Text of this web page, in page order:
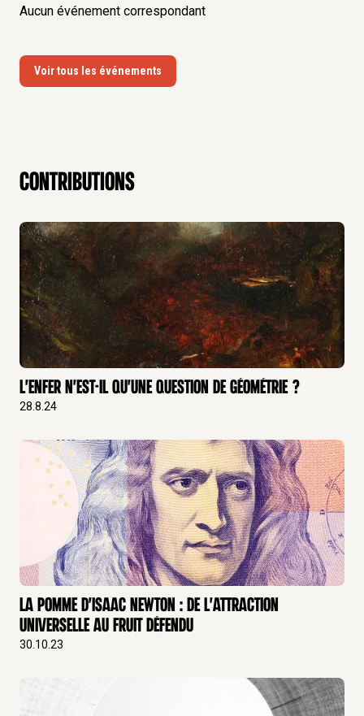
Aucun événement correspondant
Voir tous les événements
contributions
L'enfer n'est-il qu'une question de géométrie ?
28.8.24
La pomme d'Isaac Newton : de l'attraction
universelle au fruit défendu
30.10.23